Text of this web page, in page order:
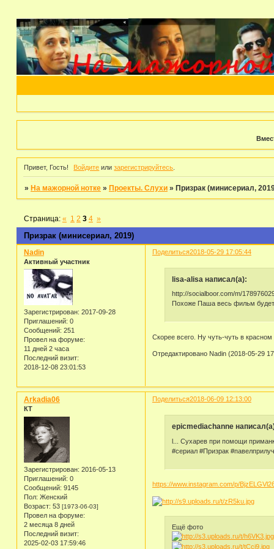
Привет, Гость! Войдите илизарегистрируйтесь
» На мажорной нотке » Проекты. Слухи » Призрак (минисериал,
Призрак (минисериал, 2019)
Страница: « 1 2 3 4 »
Поделиться2018-05-29 17:05:44
Nadin
Активный участник
Зарегистрирован: 2017-09-28
Приглашений: 0
Сообщений: 251
Провел на форуме:
11 дней 2 часа
Последний визит:
2018-12-08 23:01:53
lisa-alisa написал(а):
http://socialboor.com/m/
Похоже Паша весь фильм
Скорее всего. Ну чуть-чуть в
Отредактировано Nadin (2018-05-29
Поделиться2018-06-09 12:13:00
Arkadia06
КТ
Зарегистрирован: 2016-05-13
Приглашений: 0
Сообщений: 9145
Пол: Женский
Возраст: 53 [1973-06-03]
Провел на форуме:
2 месяца 8 дней
Последний визит:
2025-02-03 17:59:46
epicmediachanne
l... Сухарев при помощи
#сериал #Призрак
https://www.instagram.com/p/
Ещё фото